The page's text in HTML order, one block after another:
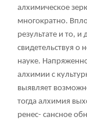
алхимическое
многократно.
результате и то,
свидетельствуя о
науке.
алхимии с
выявляет
тогда алхимия
ренес- сансное